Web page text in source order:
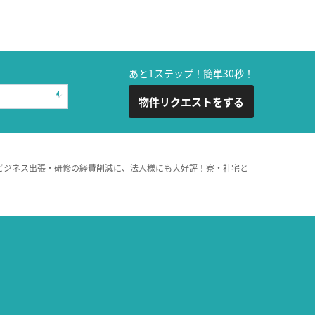
あと1ステップ！簡単30秒！
物件リクエストをする
ネス出張・研修の経費削減に、法人様にも大好評！寮・社宅と